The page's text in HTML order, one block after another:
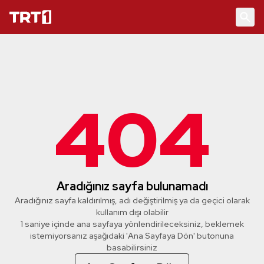
404
Aradığınız sayfa bulunamadı
Aradığınız sayfa kaldırılmış, adı değiştirilmiş ya da geçici olarak
kullanım dışı olabilir
1 saniye içinde ana sayfaya yönlendirileceksiniz, beklemek
istemiyorsanız aşağıdaki 'Ana Sayfaya Dön' butonuna
basabilirsiniz